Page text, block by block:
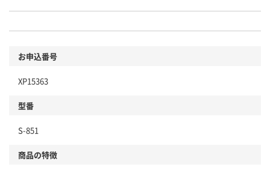
お申込番号
XP15363
型番
S-851
商品の特徴